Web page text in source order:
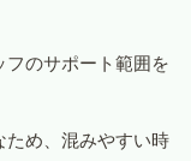
のサポート範囲を
ため、混みやすい時